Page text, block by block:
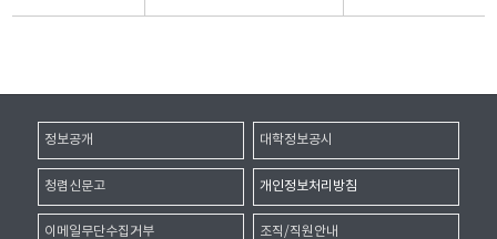
정보공개 대학정보공시
청렴신문고 개인정보처리방침
이메일무단수집거부 조직/직원안내